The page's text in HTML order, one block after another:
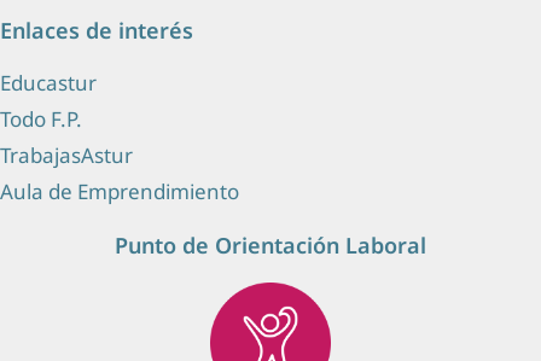
Enlaces de interés
Educastur
Todo F.P.
TrabajasAstur
Aula de Emprendimiento
Punto de Orientación Laboral